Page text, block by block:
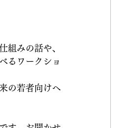
組みの話や、
るワークショ
の若者向けへ